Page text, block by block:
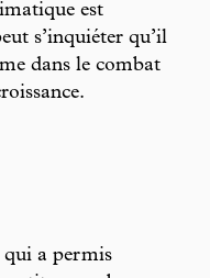
est
s’inquiéter qu’il
dans le combat
qui a permis